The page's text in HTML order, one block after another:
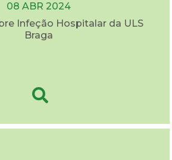
08 ABR 2024
Infeção Hospitalar da ULS
Braga